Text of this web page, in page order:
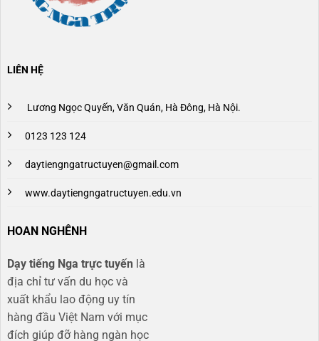
LIÊN HỆ
Lương Ngọc Quyến, Văn Quán, Hà Đông, Hà Nội.
0123 123 124
daytiengngatructuyen@gmail.com
www.daytiengngatructuyen.edu.vn
HOAN NGHÊNH
Dạy tiếng Nga trực tuyến là
địa chỉ tư vấn du học và
xuất khẩu lao động uy tín
hàng đầu Việt Nam với mục
đích giúp đỡ hàng ngàn học